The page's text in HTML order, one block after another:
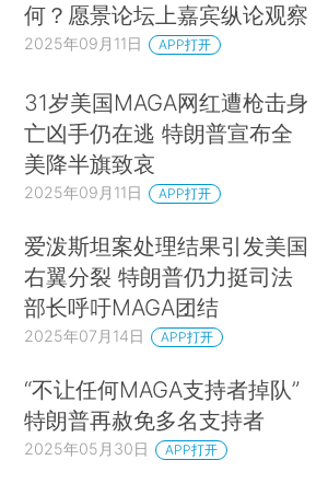
何？愿景论坛上嘉宾纵论观察
2025年09月11日 APP打开
31岁美国MAGA网红遭枪击身
亡凶手仍在逃 特朗普宣布全
美降半旗致哀
2025年09月11日 APP打开
爱泼斯坦案处理结果引发美国
右翼分裂 特朗普仍力挺司法
部长呼吁MAGA团结
2025年07月14日 APP打开
“不让任何MAGA支持者掉队”
特朗普再赦免多名支持者
2025年05月30日 APP打开